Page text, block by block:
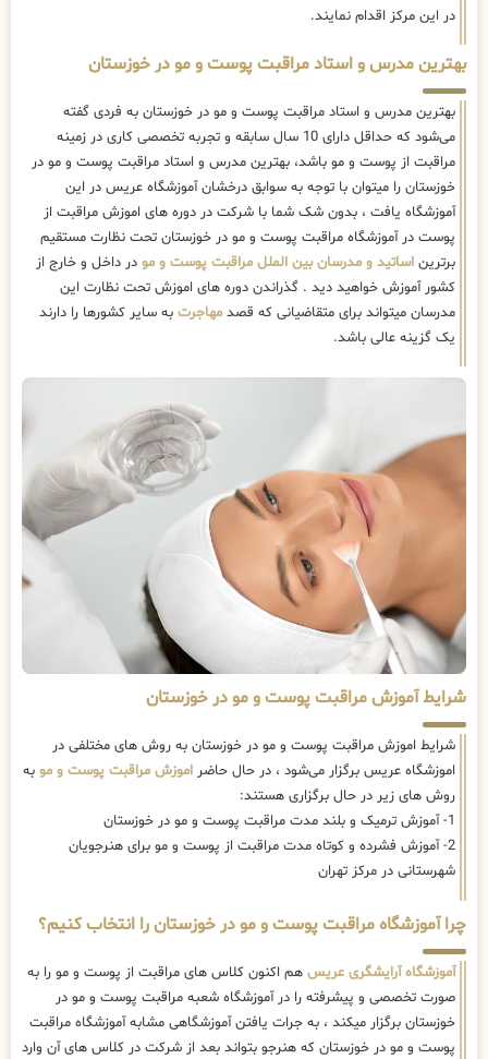
در این مرکز اقدام نمایند.
بهترین مدرس و استاد مراقبت پوست و مو در خوزستان
بهترین مدرس و استاد مراقبت پوست و مو در خوزستان به فردی گفته
می‌شود که حداقل دارای 10 سال سابقه و تجربه تخصصی کاری در زمینه
مراقبت از پوست و مو باشد، بهترین مدرس و استاد مراقبت پوست و مو در
خوزستان را میتوان با توجه به سوابق درخشان آموزشگاه عریس در این
آموزشگاه یافت ، بدون شک شما با شرکت در دوره های اموزش مراقبت از
پوست در آموزشگاه مراقبت پوست و مو در خوزستان تحت نظارت مستقیم
برترین اساتید و مدرسان بین الملل مراقبت پوست و مو در داخل و خارج از
کشور آموزش خواهید دید . گذراندن دوره های اموزش تحت نظارت این
مدرسان میتواند برای متقاضیانی که قصد مهاجرت به سایر کشورها را دارند
یک گزینه عالی باشد.
شرایط آموزش مراقبت پوست و مو در خوزستان
شرایط اموزش مراقبت پوست و مو در خوزستان به روش های مختلفی در
اموزشگاه عریس برگزار می‌شود ، در حال حاضر اموزش مراقبت پوست و مو به
روش های زیر در حال برگزاری هستند:
1- آموزش ترمیک و بلند مدت مراقبت پوست و مو در خوزستان
2- آموزش فشرده و کوتاه مدت مراقبت از پوست و مو برای هنرجویان
شهرستانی در مرکز تهران
چرا آموزشگاه مراقبت پوست و مو در خوزستان را انتخاب کنیم؟
آموزشگاه آرایشگری عریس هم اکنون کلاس های مراقبت از پوست و مو را به
صورت تخصصی و پیشرفته را در آموزشگاه شعبه مراقبت پوست و مو در
خوزستان برگزار میکند ، به جرات یافتن آموزشگاهی مشابه آموزشگاه مراقبت
پوست و مو در خوزستان که هنرجو بتواند بعد از شرکت در کلاس های آن وارد